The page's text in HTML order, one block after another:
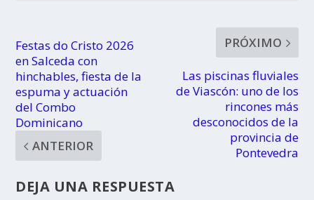
Festas do Cristo 2026
en Salceda con
hinchables, fiesta de la
espuma y actuación
del Combo
Dominicano
ANTERIOR
PRÓXIMO
Las piscinas fluviales
de Viascón: uno de los
rincones más
desconocidos de la
provincia de
Pontevedra
DEJA UNA RESPUESTA